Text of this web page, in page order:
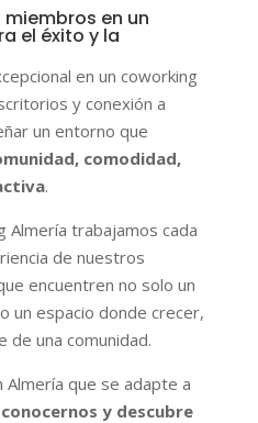
miembros en un
el éxito y la
en un coworking
y conexión a
un entorno que
comodidad,
.
Almería trabajamos cada
de nuestros
encuentren no solo un
un espacio donde crecer,
una comunidad.
Almería que se adapte a
y descubre